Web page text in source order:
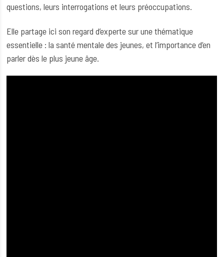
questions, leurs interrogations et leurs préoccupations.
Elle partage ici son regard d’experte sur une thématique
essentielle : la santé mentale des jeunes, et l’importance d’en
parler dès le plus jeune âge.